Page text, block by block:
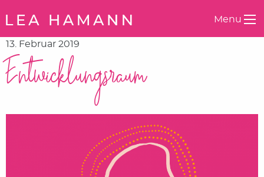
Menu
13. Februar 2019
Entwicklungsraum